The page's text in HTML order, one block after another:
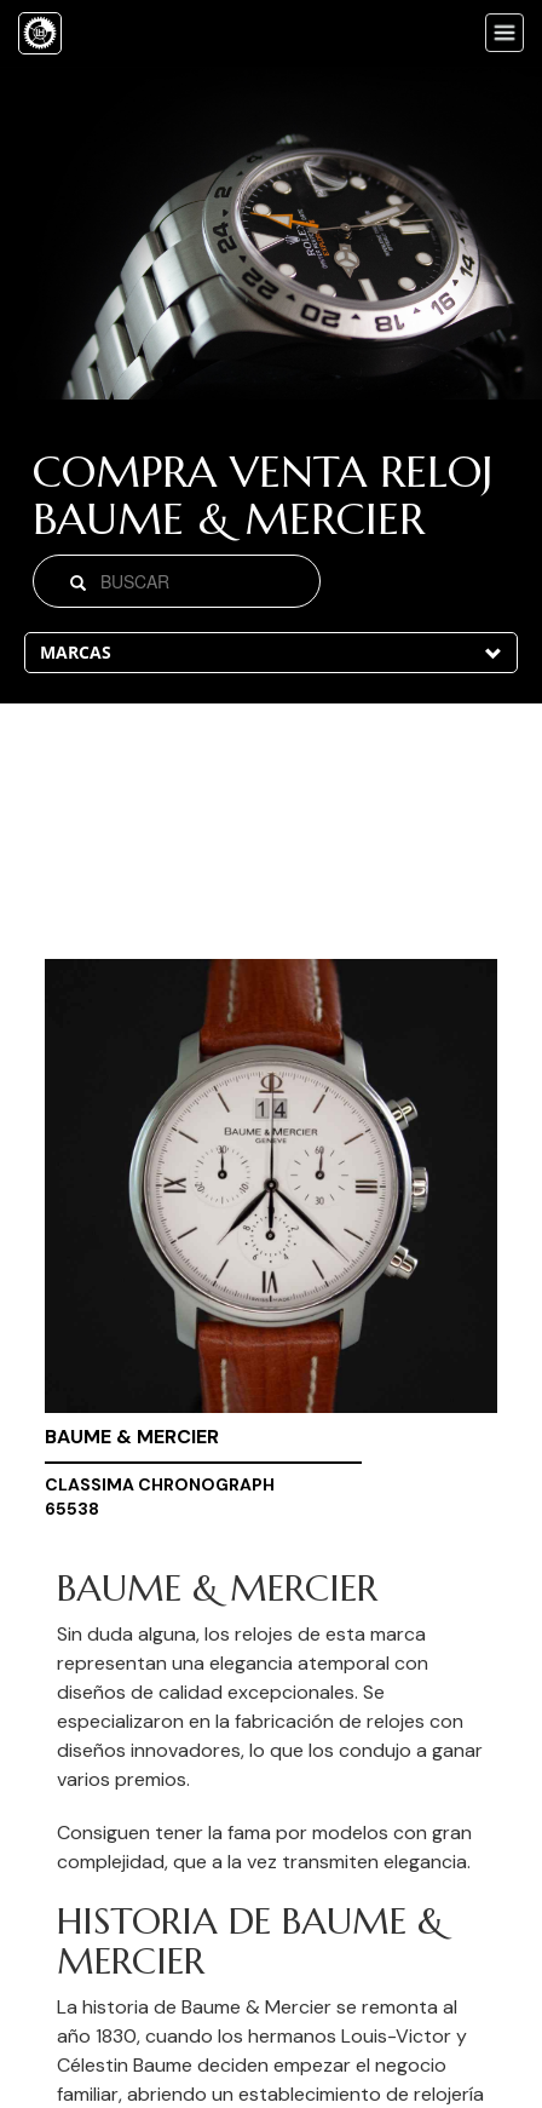
Toggle
MARCAS
COMPRA VENTA RELOJ
BAUME & MERCIER
BAUME & MERCIER
CLASSIMA CHRONOGRAPH
65538
BAUME & MERCIER
Sin duda alguna, los relojes de esta marca
representan una elegancia atemporal con
diseños de calidad excepcionales. Se
especializaron en la fabricación de relojes con
diseños innovadores, lo que los condujo a ganar
varios premios.
Consiguen tener la fama por modelos con gran
complejidad, que a la vez transmiten elegancia.
HISTORIA DE BAUME &
MERCIER
La historia de Baume & Mercier se remonta al
año 1830, cuando los hermanos Louis-Victor y
Célestin Baume deciden empezar el negocio
familiar, abriendo un establecimiento de relojería